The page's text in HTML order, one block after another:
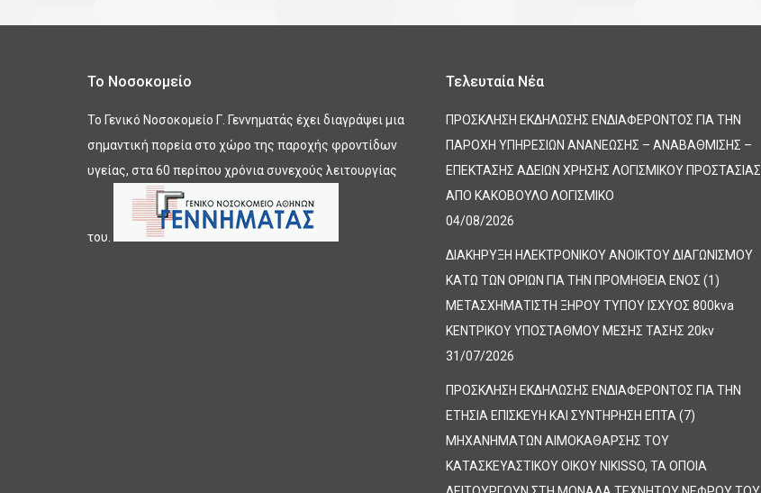
Το Νοσοκομείο
Το Γενικό Νοσοκομείο Γ. Γεννηματάς έχει διαγράψει μια
σημαντική πορεία στο χώρο της παροχής φροντίδων
υγείας, στα 60 περίπου χρόνια συνεχούς λειτουργίας
του.
Τελευταία Νέα
ΠΡΟΣΚΛΗΣΗ ΕΚΔΗΛΩΣΗΣ ΕΝΔΙΑΦΕΡΟΝΤΟΣ ΓΙΑ ΤΗΝ
ΠΑΡΟΧΗ ΥΠΗΡΕΣΙΩΝ ΑΝΑΝΕΩΣΗΣ – ΑΝΑΒΑΘΜΙΣΗΣ –
ΕΠΕΚΤΑΣΗΣ ΑΔΕΙΩΝ ΧΡΗΣΗΣ ΛΟΓΙΣΜΙΚΟΥ ΠΡΟΣΤΑΣΙΑΣ
ΑΠΟ ΚΑΚΟΒΟΥΛΟ ΛΟΓΙΣΜΙΚΟ
04/08/2026
ΔΙΑΚΗΡΥΞΗ ΗΛΕΚΤΡΟΝΙΚΟΥ ΑΝΟΙΚΤΟΥ ΔΙΑΓΩΝΙΣΜΟΥ
ΚΑΤΩ ΤΩΝ ΟΡΙΩΝ ΓΙΑ ΤΗΝ ΠΡΟΜΗΘΕΙΑ ΕΝΟΣ (1)
ΜΕΤΑΣΧΗΜΑΤΙΣΤΗ ΞΗΡΟΥ ΤΥΠΟΥ ΙΣΧΥΟΣ 800kva
ΚΕΝΤΡΙΚΟΥ ΥΠΟΣΤΑΘΜΟΥ ΜΕΣΗΣ ΤΑΣΗΣ 20kv
31/07/2026
ΠΡΟΣΚΛΗΣΗ ΕΚΔΗΛΩΣΗΣ ΕΝΔΙΑΦΕΡΟΝΤΟΣ ΓΙΑ ΤΗΝ
ΕΤΗΣΙΑ ΕΠΙΣΚΕΥΗ ΚΑΙ ΣΥΝΤΗΡΗΣΗ ΕΠΤΑ (7)
ΜΗΧΑΝΗΜΑΤΩΝ ΑΙΜΟΚΑΘΑΡΣΗΣ ΤΟΥ
ΚΑΤΑΣΚΕΥΑΣΤΙΚΟΥ ΟΙΚΟΥ NIKISSO, ΤΑ ΟΠΟΙΑ